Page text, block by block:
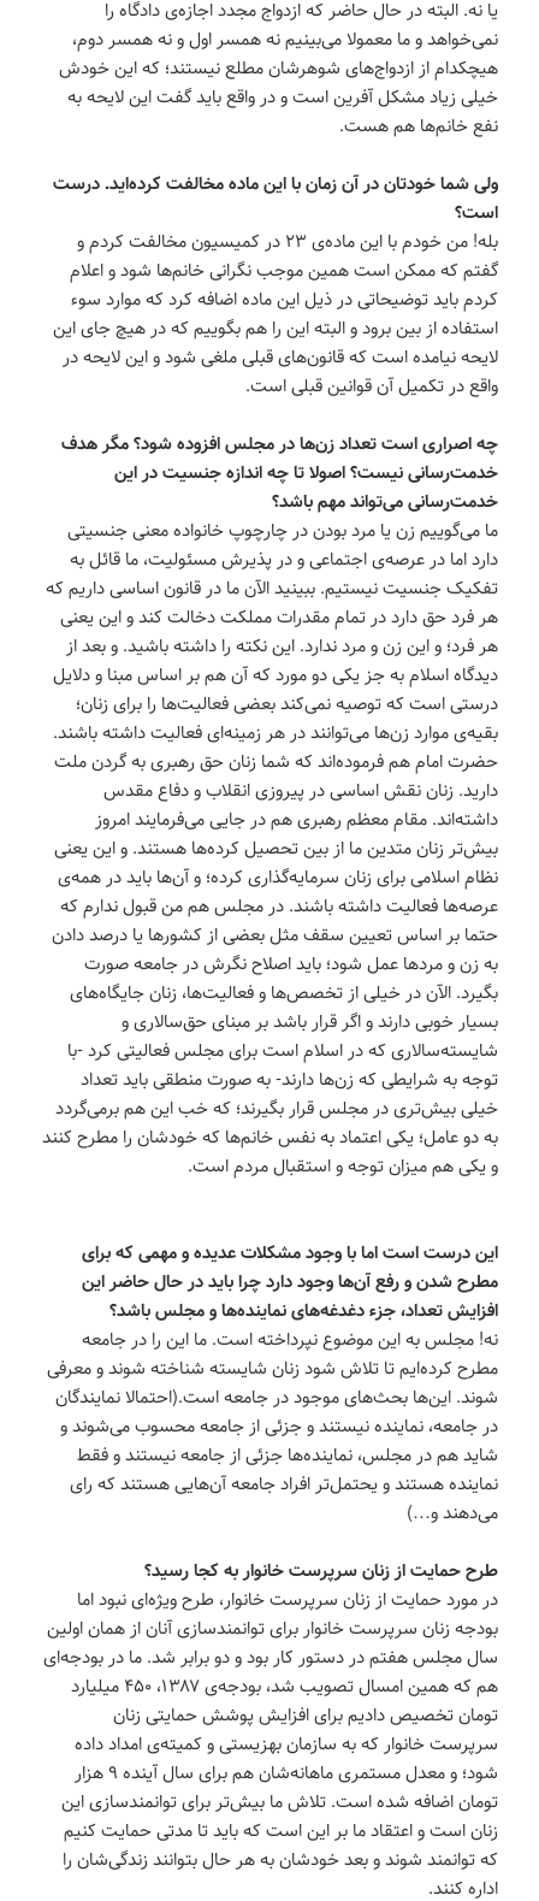
یا نه‌. البته در حال حاضر که ازدواج مجدد اجازه‌ی دادگاه را
نمی‌خواهد و ما معمولا می‌بینیم نه همسر اول و نه همسر دوم،
هیچکدام از ازدواج‌های شوهرشان مطلع نیستند؛ که این خودش
خیلی زیاد مشکل آفرین است و در واقع باید گفت این لایحه به
نفع خانم‌ها هم هست.
ولی شما خودتان در آن زمان با این ماده مخالفت کرده‌اید. درست
است؟
بله! من خودم با این ماده‌ی ۲۳ در کمیسیون مخالفت کردم و
گفتم که ممکن است همین موجب نگرانی خانم‌ها شود و اعلام
کردم باید توضیحاتی در ذیل این ماده اضافه کرد که موارد سوء
استفاده از بین برود و البته این را هم بگوییم که در هیچ جای این
لایحه نیامده است که قانون‌های قبلی ملغی شود و این لایحه در
واقع در تکمیل آن قوانین قبلی است.
چه اصراری است تعداد زن‌ها در مجلس افزوده شود؟ مگر هدف
خدمت‌رسانی نیست؟ اصولا تا چه اندازه جنسیت در این
خدمت‌رسانی می‌تواند مهم باشد؟
ما می‌گوییم زن یا مرد بودن در چارچوپ خانواده معنی جنسیتی
دارد اما در عرصه‌ی اجتماعی و در پذیرش مسئولیت، ما قائل به
تفکیک جنسیت نیستیم. ببینید الآن ما در قانون اساسی داریم که
هر فرد حق دارد در تمام مقدرات مملکت دخالت کند و این یعنی
هر فرد؛ و این زن و مرد ندارد. این نکته را داشته باشید. و بعد از
دیدگاه اسلام به جز یکی دو مورد که آن هم بر اساس مبنا و دلایل
درستی است که توصیه نمی‌کند بعضی فعالیت‌ها را برای زنان؛
بقیه‌ی موارد زن‌ها می‌توانند در هر زمینه‌ای فعالیت داشته باشند.
حضرت امام هم فرموده‌اند که شما زنان حق رهبری به گردن ملت
دارید. زنان نقش اساسی در پیروزی انقلاب و دفاع مقدس
داشته‌اند. مقام معظم رهبری هم در جایی می‌فرمایند امروز
بیش‌تر زنان متدین ما از بین تحصیل کرده‌ها هستند. و این یعنی
نظام اسلامی برای زنان سرمایه‌گذاری کرده؛ و آن‌ها باید در همه‌ی
عرصه‌ها فعالیت داشته باشند. در مجلس هم من قبول ندارم که
حتما بر اساس تعیین سقف مثل بعضی از کشورها یا درصد دادن
به زن و مردها عمل شود؛ باید اصلاح نگرش در جامعه صورت
بگیرد. الآن در خیلی از تخصص‌ها و فعالیت‌ها، زنان جایگاه‌های
بسیار خوبی دارند و اگر قرار باشد بر مبنای حق‌سالاری و
شایسته‌سالاری که در اسلام است برای مجلس فعالیتی کرد -با
توجه به شرایطی که زن‌ها دارند- به صورت منطقی باید تعداد
خیلی بیش‌تری در مجلس قرار بگیرند؛ که خب این هم برمی‌گردد
به دو عامل؛ یکی اعتماد به نفس خانم‌ها که خودشان را مطرح کنند
و یکی هم میزان توجه و استقبال مردم است.
این درست است اما با وجود مشکلات عدیده و مهمی که برای
مطرح شدن و رفع آن‌ها وجود دارد چرا باید در حال حاضر این
افزایش تعداد، جزء دغدغه‌های نماینده‌ها و مجلس باشد؟
نه! مجلس به این موضوع نپرداخته است. ما این را در جامعه
مطرح کرده‌ایم تا تلاش شود زنان شایسته شناخته شوند و معرفی
شوند. این‌ها بحث‌های موجود در جامعه است.(احتمالا نمایندگان
در جامعه، نماینده نیستند و جزئی از جامعه محسوب می‌شوند و
شاید هم در مجلس، نماینده‌ها جزئی از جامعه نیستند و فقط
نماینده هستند و یحتمل‌تر افراد جامعه آن‌هایی هستند که رای
می‌دهند و…)
طرح حمایت از زنان سرپرست خانوار به کجا رسید؟
در مورد حمایت از زنان سرپرست خانوار، طرح ویژه‌ای نبود اما
بودجه زنان سرپرست خانوار برای توانمندسازی آنان از همان اولین
سال مجلس هفتم در دستور کار بود و دو برابر شد. ما در بودجه‌ای
هم که همین امسال تصویب شد، بودجه‌ی ۱۳۸۷، ۴۵۰ میلیارد
تومان تخصیص دادیم برای افزایش پوشش حمایتی زنان
سرپرست خانوار که به سازمان بهزیستی و کمیته‌ی امداد داده
شود؛ و معدل مستمری ماهانه‌شان هم برای سال آینده ۹ هزار
تومان اضافه شده است. تلاش ما بیش‌تر برای توانمندسازی این
زنان است و اعتقاد ما بر این است که باید تا مدتی حمایت کنیم
که توانمند شوند و بعد خودشان به هر حال بتوانند زندگی‌شان را
اداره کنند‌.